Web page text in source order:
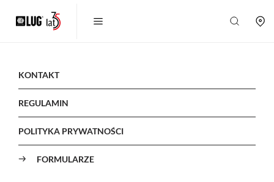
KONTAKT
REGULAMIN
POLITYKA PRYWATNOŚCI
FORMULARZE